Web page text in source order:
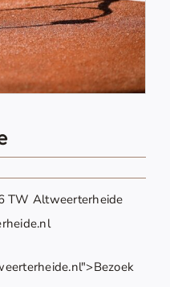
TW Altweerterheide